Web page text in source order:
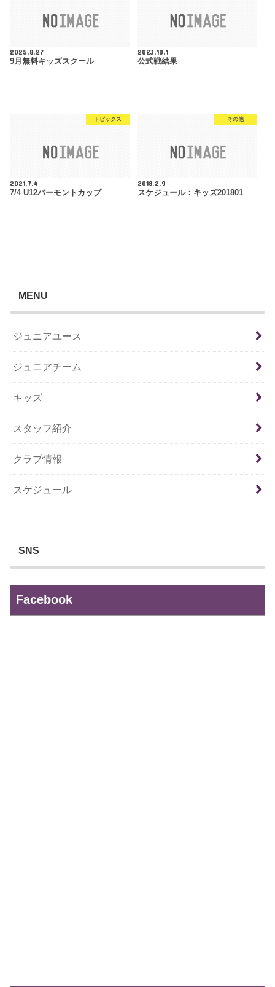
2025.8.27
9月無料キッズスクール
2023.10.1
公式戦結果
トピックス
2021.7.4
7/4 U12バーモントカップ
その他
2018.2.9
スケジュール：キッズ201801
MENU
ジュニアユース
ジュニアチーム
キッズ
スタッフ紹介
クラブ情報
スケジュール
SNS
Facebook